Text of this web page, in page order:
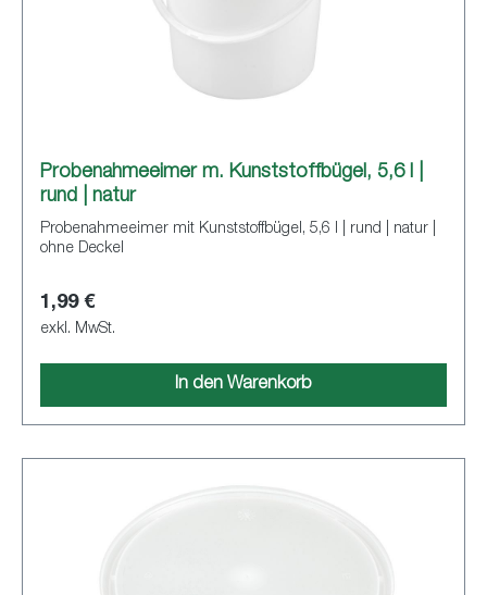
Probenahmeeimer m. Kunststoffbügel, 5,6 l |
rund | natur
Probenahmeeimer mit Kunststoffbügel, 5,6 l | rund | natur |
ohne Deckel
1,99 €
exkl. MwSt.
In den Warenkorb